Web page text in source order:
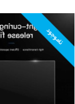
ناموجود